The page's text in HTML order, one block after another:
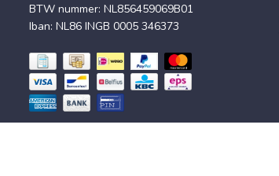
BTW nummer: NL856459069B01
Iban: NL86 INGB 0005 346373